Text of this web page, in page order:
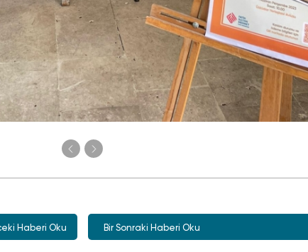
Haberi Oku Bir Sonraki Haberi Oku